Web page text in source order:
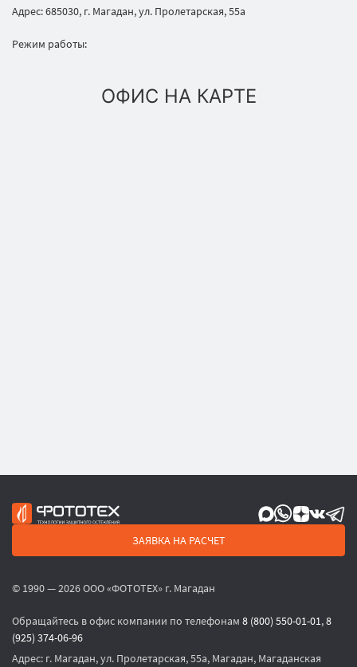
Адрес: 685030, г. Магадан, ул. Пролетарская, 55а
Режим работы:
ОФИС НА КАРТЕ
ЗАЯВКА НА РАСЧЕТ
© 1990 — 2026 ООО «ФОТОТЕХ» г. Магадан
Обращайтесь в офис компании по телефонам 8 (800) 550-01-01,8
(925) 374-06-96
Адрес: г. Магадан, ул. Пролетарская, 55а, Магадан, Магаданская